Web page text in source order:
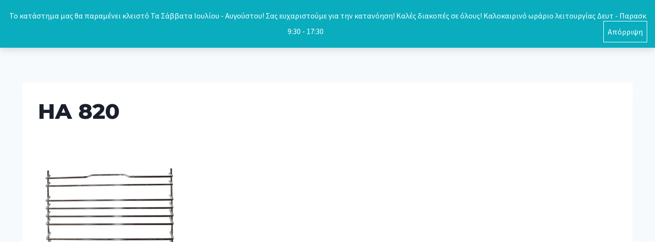
Το κατάστημα μας θα παραμένει κλειστό Τα Σάββατα Ιουλίου - Αυγούστου! Σας ευχαριστούμε για την κατανόηση! Καλές διακοπές σε όλους! Καλοκαιρινό ωράριο λειτουργίας Δευτ - Παρασκ
9:30 - 17:30
Απόρριψη
0
HA 820